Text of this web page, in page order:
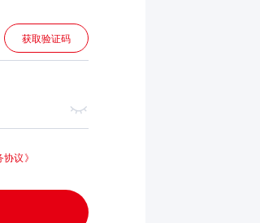
获取验证码
协议》